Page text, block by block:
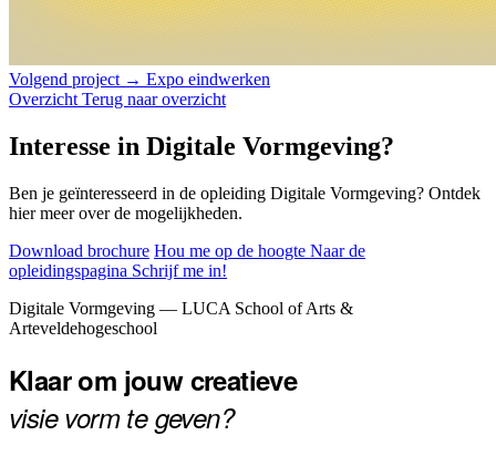
Volgend project → Expo eindwerken
Overzicht Terug naar overzicht
Interesse in Digitale Vormgeving?
Ben je geïnteresseerd in de opleiding Digitale Vormgeving? Ontdek
hier meer over de mogelijkheden.
Download brochure Hou me op de hoogte Naar de
opleidingspagina Schrijf me in!
Footer
Digitale Vormgeving — LUCA School of Arts &
Arteveldehogeschool
Klaar om jouw creatieve
visie vorm te geven?